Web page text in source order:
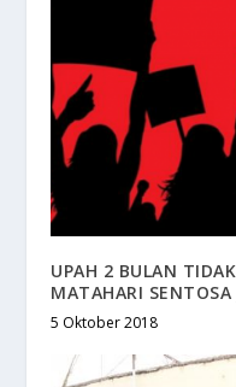
UPAH 2 BULAN
MATAHARI
5 Oktober 2018